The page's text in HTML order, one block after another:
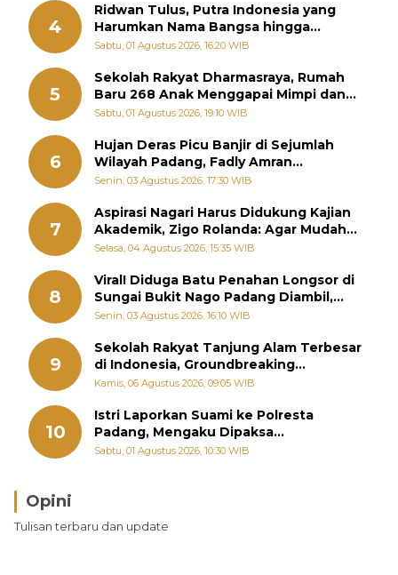
4
Ridwan Tulus, Putra Indonesia yang
Harumkan Nama Bangsa hingga
Diabadikan dalam Buku Jepang
Sabtu, 01 Agustus 2026, 16:20 WIB
5
Sekolah Rakyat Dharmasraya, Rumah
Baru 268 Anak Menggapai Mimpi dan
Memutus Rantai Kemiskinan
Sabtu, 01 Agustus 2026, 19:10 WIB
6
Hujan Deras Picu Banjir di Sejumlah
Wilayah Padang, Fadly Amran
Perintahkan OPD Siaga
Senin, 03 Agustus 2026, 17:30 WIB
7
Aspirasi Nagari Harus Didukung Kajian
Akademik, Zigo Rolanda: Agar Mudah
Diperjuangkan di Kementerian
Selasa, 04 Agustus 2026, 15:35 WIB
8
Viral! Diduga Batu Penahan Longsor di
Sungai Bukit Nago Padang Diambil,
Warga Khawatir Bencana Terulang
Senin, 03 Agustus 2026, 16:10 WIB
9
Sekolah Rakyat Tanjung Alam Terbesar
di Indonesia, Groundbreaking
September
Kamis, 06 Agustus 2026, 09:05 WIB
10
Istri Laporkan Suami ke Polresta
Padang, Mengaku Dipaksa
Berhubungan dengan Pria Lain
Sabtu, 01 Agustus 2026, 10:30 WIB
Opini
Tulisan terbaru dan update